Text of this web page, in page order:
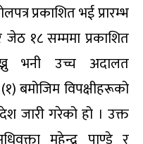
प्रकाशित भई प्रारम्भ
१८ सम्ममा प्रकाशित
भनी उच्च अदालत
बमोजिम विपक्षीहरूको
जारी गरेको हो । उक्त